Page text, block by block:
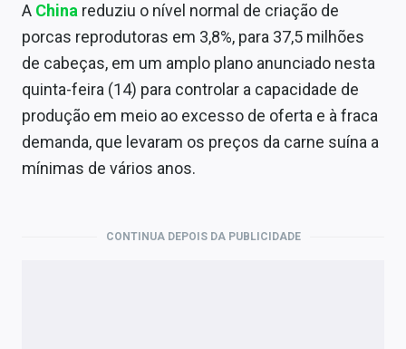
Renda Fixa
Finanças Pessoais
Mercados
Economia
A China reduziu o nível normal de criação de
porcas reprodutoras em 3,8%, para 37,5 milhões
de cabeças, em um amplo plano anunciado nesta
quinta-feira (14) para controlar a capacidade de
produção em meio ao excesso de oferta e à fraca
demanda, que levaram os preços da carne suína a
mínimas de vários anos.
CONTINUA DEPOIS DA PUBLICIDADE